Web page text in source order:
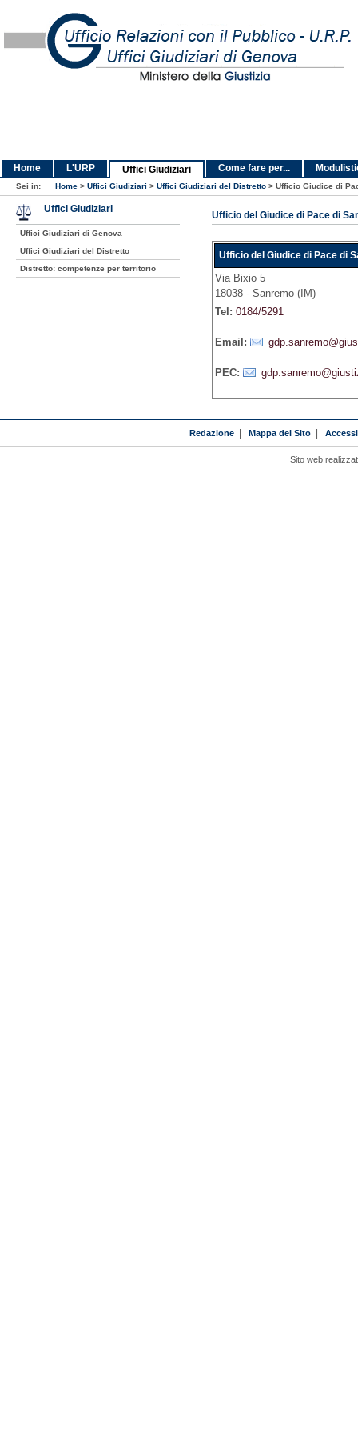
Home L'URP Uffici Giudiziari Come fare per...
Sei in: Home > Uffici Giudiziari > Uffici Giudiziari del Distretto > Ufficio Giudice di
Ufficio del Giudice di Pace di
Ufficio del Giudice di Pace di
Via Bixio 5
18038 - Sanremo (IM)
Tel: 0184/5291
Email:
PEC:
Uffici Giudiziari
Uffici Giudiziari di Genova
Uffici Giudiziari del Distretto
Distretto: competenze per territorio
Redazione| Mappa del Sito|
Sito web